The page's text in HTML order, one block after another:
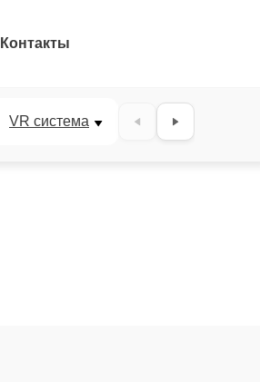
Контакты
VR система Наушники